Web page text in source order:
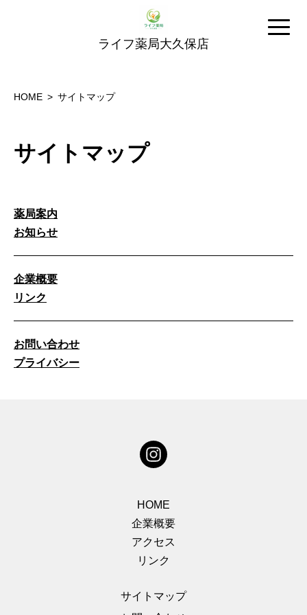
ライフ薬局大久保店
HOME サイトマップ
サイトマップ
薬局案内
お知らせ
企業概要
リンク
お問い合わせ
プライバシー
HOME
企業概要
アクセス
リンク
サイトマップ